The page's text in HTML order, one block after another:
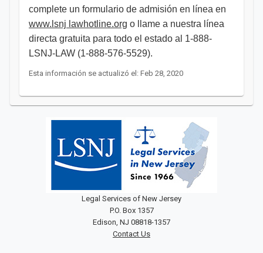
complete un formulario de admisión en línea en
www.lsnj lawhotline.org o llame a nuestra línea
directa gratuita para todo el estado al 1-888-
LSNJ-LAW (1-888-576-5529). ​
Esta información se actualizó el: Feb 28, 2020
Legal Services of New Jersey
P.O. Box 1357
Edison, NJ 08818-1357
Contact Us